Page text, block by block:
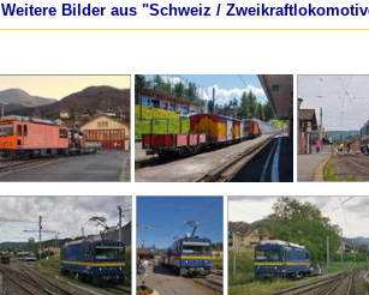
Weitere Bilder aus "Schweiz /